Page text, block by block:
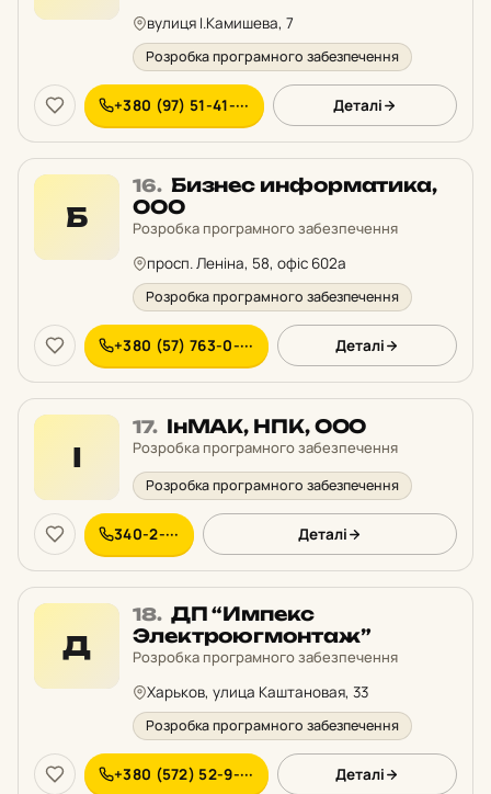
вулиця І.Камишева, 7
Розробка програмного забезпечення
+380 (97) 51-41-··· Деталі
Б
16. Місце
16
у
Бизнес информатика,
ООО
Розробка програмного забезпечення
просп. Леніна, 58, офіс 602a
Розробка програмного забезпечення
+380 (57) 763-0-··· Деталі
І
17. Місце
17
у
рейтингу:
ІнМАК, НПК, ООО
Розробка програмного забезпечення
Розробка програмного забезпечення
340-2-··· Деталі
Д
18. Місце
18
у
ДП “Импекс
Электроюгмонтаж”
Розробка програмного забезпечення
Харьков, улица Каштановая, 33
Розробка програмного забезпечення
+380 (572) 52-9-··· Деталі